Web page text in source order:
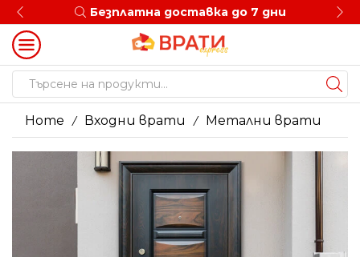
Безплатна доставка до 7 дни
input
Home / Входни врати / Метални врати